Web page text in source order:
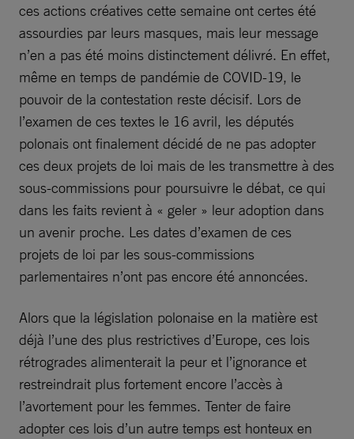
ces actions créatives cette semaine ont certes été
assourdies par leurs masques, mais leur message
n’en a pas été moins distinctement délivré. En effet,
même en temps de pandémie de COVID-19, le
pouvoir de la contestation reste décisif. Lors de
l’examen de ces textes le 16 avril, les députés
polonais ont finalement décidé de ne pas adopter
ces deux projets de loi mais de les transmettre à des
sous-commissions pour poursuivre le débat, ce qui
dans les faits revient à « geler » leur adoption dans
un avenir proche. Les dates d’examen de ces
projets de loi par les sous-commissions
parlementaires n’ont pas encore été annoncées.
Alors que la législation polonaise en la matière est
déjà l’une des plus restrictives d’Europe, ces lois
rétrogrades alimenterait la peur et l’ignorance et
restreindrait plus fortement encore l’accès à
l’avortement pour les femmes. Tenter de faire
adopter ces lois d’un autre temps est honteux en